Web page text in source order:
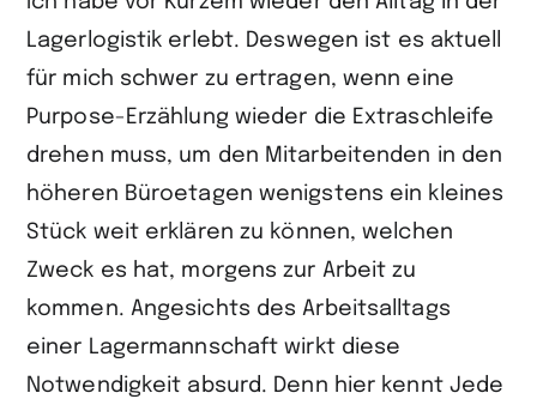
Lagerlogistik erlebt. Deswegen ist es aktuell
für mich schwer zu ertragen, wenn eine
Purpose-Erzählung wieder die Extraschleife
drehen muss, um den Mitarbeitenden in den
höheren Büroetagen wenigstens ein kleines
Stück weit erklären zu können, welchen
Zweck es hat, morgens zur Arbeit zu
kommen. Angesichts des Arbeitsalltags
einer Lagermannschaft wirkt diese
Notwendigkeit absurd. Denn hier kennt Jede